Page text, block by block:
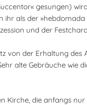
gesungen)
ihr als der
und der
von der Erhaltung
alte Gebräuche wie
Kirche, die anfangs